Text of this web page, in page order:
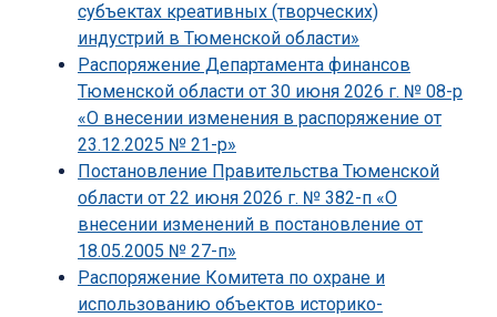
субъектах креативных (творческих)
индустрий в Тюменской области»
Распоряжение Департамента финансов
Тюменской области от 30 июня 2026 г. № 08-р
«О внесении изменения в распоряжение от
23.12.2025 № 21-р»
Постановление Правительства Тюменской
области от 22 июня 2026 г. № 382-п «О
внесении изменений в постановление от
18.05.2005 № 27-п»
Распоряжение Комитета по охране и
использованию объектов историко-